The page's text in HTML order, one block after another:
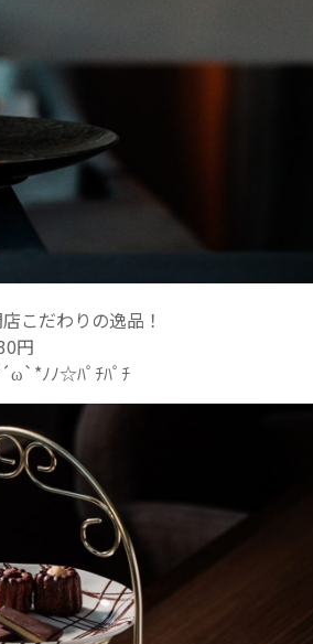
こだわりの逸品！
円
ﾉﾉ☆ﾊﾟﾁﾊﾟﾁ